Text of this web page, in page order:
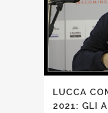
LUCCA
2021: GLI